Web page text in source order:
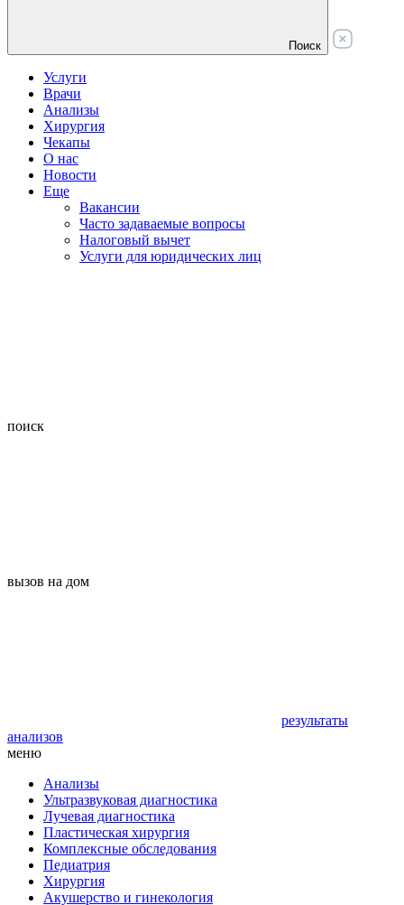
Поиск
Услуги
Врачи
Анализы
Хирургия
Чекапы
О нас
Новости
Еще
Вакансии
Часто задаваемые вопросы
Налоговый вычет
Услуги для юридических лиц
поиск
вызов на дом
результаты
анализов
меню
Анализы
Ультразвуковая диагностика
Лучевая диагностика
Пластическая хирургия
Комплексные обследования
Педиатрия
Хирургия
Акушерство и гинекология